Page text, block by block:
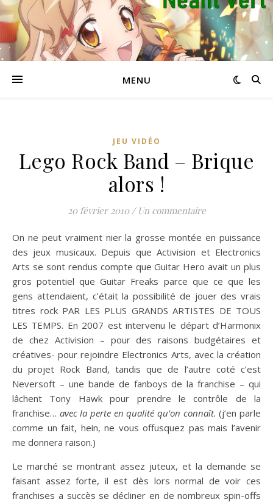
MENU
JEU VIDÉO
Lego Rock Band – Brique
alors !
20 février 2010 / Un commentaire
On ne peut vraiment nier la grosse montée en puissance
des jeux musicaux. Depuis que Activision et Electronics
Arts se sont rendus compte que Guitar Hero avait un plus
gros potentiel que Guitar Freaks parce que ce que les
gens attendaient, c’était la possibilité de jouer des vrais
titres rock PAR LES PLUS GRANDS ARTISTES DE TOUS
LES TEMPS. En 2007 est intervenu le départ d’Harmonix
de chez Activision – pour des raisons budgétaires et
créatives- pour rejoindre Electronics Arts, avec la création
du projet Rock Band, tandis que de l’autre coté c’est
Neversoft – une bande de fanboys de la franchise – qui
lâchent Tony Hawk pour prendre le contrôle de la
franchise… avec la perte en qualité qu’on connaît. (j’en parle
comme un fait, hein, ne vous offusquez pas mais l’avenir
me donnera raison.)
Le marché se montrant assez juteux, et la demande se
faisant assez forte, il est dès lors normal de voir ces
franchises a succès se décliner en de nombreux spin-offs